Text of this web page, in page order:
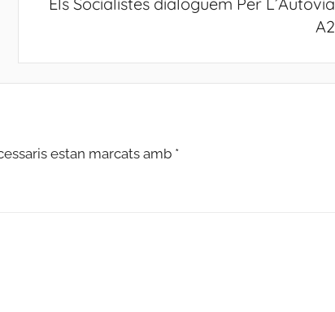
A2
estan marcats amb *